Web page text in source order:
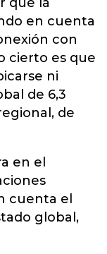
en cuenta
con
cierto es que
ni
de 6,3
de
en el
cuenta el
global,